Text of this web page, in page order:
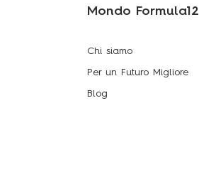
Mondo Formula12
Chi siamo
Per un Futuro Migliore
Blog